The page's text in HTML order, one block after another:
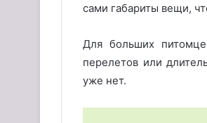
сами габариты вещи,
Для больших
перелетов или
уже нет.